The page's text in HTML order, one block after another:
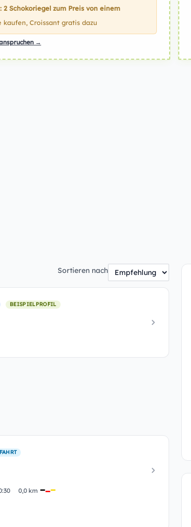
2 Schokoriegel zum Preis von einem
kaufen, Croissant gratis dazu
→
Sortieren nach
BEISPIELPROFIL
0,0 km